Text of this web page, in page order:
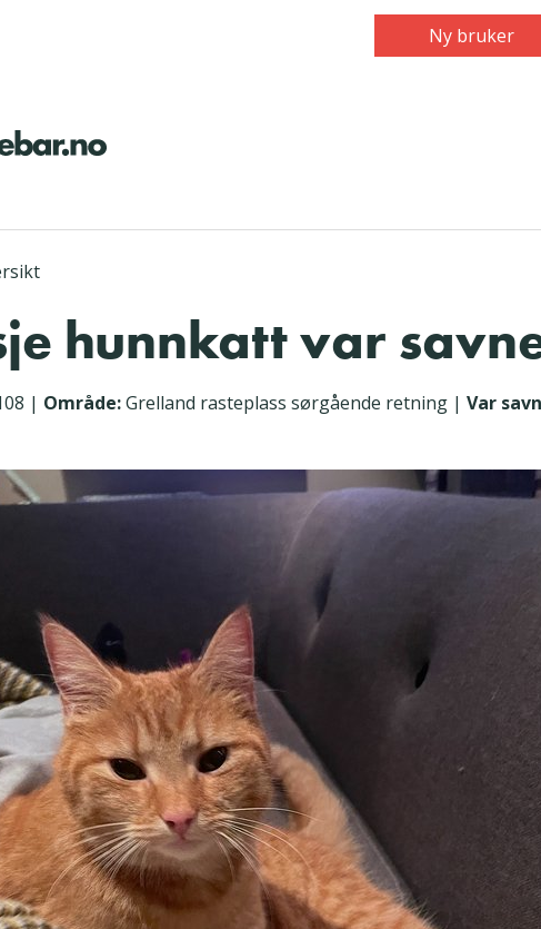
Ny bruker
hunnkatt var
| Område:Grelland rasteplass sørgående retning | Var